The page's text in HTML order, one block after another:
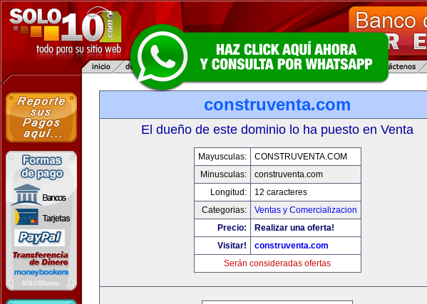
construventa.com
El dueño de este dominio lo ha puesto en Venta
Mayusculas:
CONSTRUVENTA.COM
Minusculas:
construventa.com
Longitud:
12 caracteres
Categorias:
Ventas y Comercializacion
Precio:
Realizar una oferta!
Visitar!
construventa.com
Serán consideradas ofertas